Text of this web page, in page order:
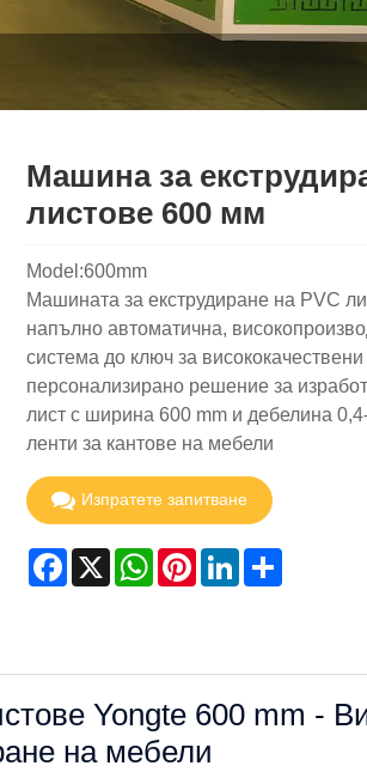
Машина за
листове 600 мм
Model:600mm
Машината за екструдиране на PVC
напълно автоматична,
система до ключ за
персонализирано решение за
лист с ширина 600 mm и дебелина
ленти за кантове на мебели
Изпратете запитване
Facebook
X WhatsApp
PinterestLinkedInShare
Yongte 600 mm -
на мебели